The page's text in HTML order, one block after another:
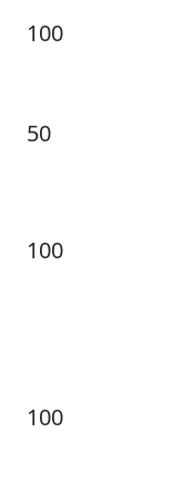
100
50
100
100